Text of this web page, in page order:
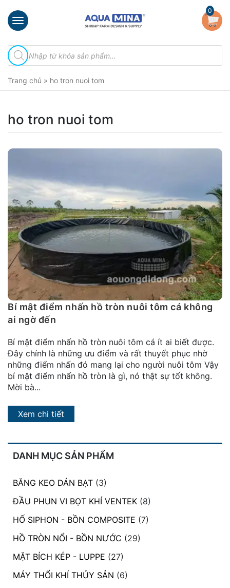
×
chủ
thiệu
phẩm
Đầu
Vi
Khí
Ventek
Hướng
dẫn
lắp
đặt
Quy
định
Blog
chia
sẻ
hệ
0
Tìm
kiếm
sản
Trang chủ » ho tron nuoi tom
DANH MỤC SẢN PHẨM
BĂNG KEO DÁN BẠT (3)
ĐẦU PHUN VI BỌT KHÍ VENTEK (8)
HỐ SIPHON - BỒN COMPOSITE (7)
HỒ TRÒN NỔI - BỒN NƯỚC (29)
MẶT BÍCH KÉP - LUPPE (27)
MÁY THỔI KHÍ THỦY SẢN (6)
ho tron nuoi tom
Bí mật điểm nhấn hồ tròn nuôi tôm cá không
ai ngờ đến
Bí mật điểm nhấn hồ tròn nuôi tôm cá ít ai biết được.
Đây chính là những ưu điểm và rất thuyết phục nhờ
những điểm nhấn đó mang lại cho người nuôi tôm Vậy
bí mật điểm nhấn hồ tròn là gì, nó thật sự tốt không.
Mời bà...
Xem chi tiết